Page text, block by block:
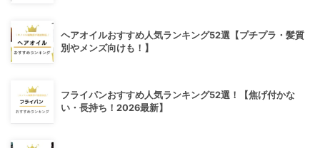
ヘアオイルおすすめ人気ランキング52選【プチプラ・髪質
別やメンズ向けも！】
フライパンおすすめ人気ランキング52選！【焦げ付かな
い・長持ち！2026最新】